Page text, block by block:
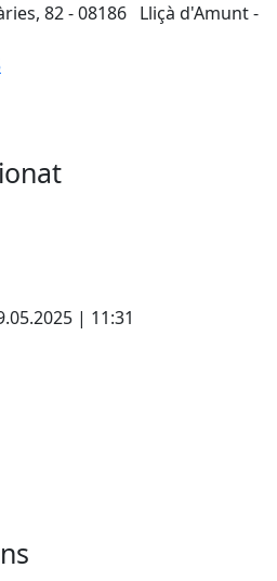
82 - 08186 Lliçà d'Amunt -
| 11:31